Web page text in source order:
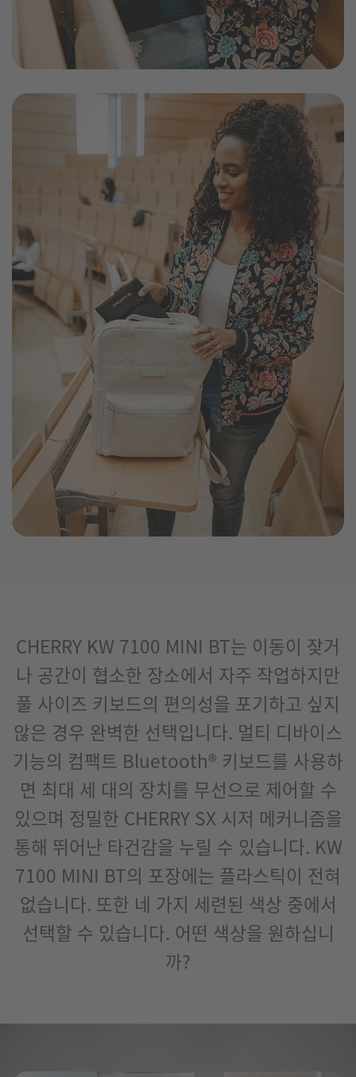
CHERRY KW 7100 MINI BT는 이동이 잦거
나 공간이 협소한 장소에서 자주 작업하지만
풀 사이즈 키보드의 편의성을 포기하고 싶지
않은 경우 완벽한 선택입니다. 멀티 디바이스
기능의 컴팩트 Bluetooth® 키보드를 사용하
면 최대 세 대의 장치를 무선으로 제어할 수
있으며 정밀한 CHERRY SX 시저 메커니즘을
통해 뛰어난 타건감을 누릴 수 있습니다. KW
7100 MINI BT의 포장에는 플라스틱이 전혀
없습니다. 또한 네 가지 세련된 색상 중에서
선택할 수 있습니다. 어떤 색상을 원하십니
까?